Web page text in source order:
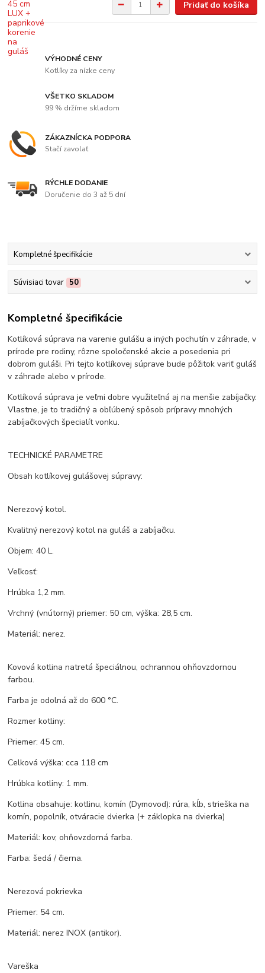
Pridať do košíka
VÝHODNÉ CENY
Kotlíky za nízke ceny
VŠETKO SKLADOM
99 % držíme skladom
ZÁKAZNÍCKA PODPORA
Stačí zavolať
RÝCHLE DODANIE
Doručenie do 3 až 5 dní
Kompletné špecifikácie
Súvisiaci tovar 50
Kompletné špecifikácie
Kotlíková súprava na varenie gulášu a iných pochutín v záhrade, v
prírode pre rodiny, rôzne spoločenské akcie a posedenia pri
dobrom guláši. Pri tejto kotlíkovej súprave bude pôžitok variť guláš
v záhrade alebo v prírode.
Kotlíková súprava je veľmi dobre využiteľná aj na menšie zabíjačky.
Vlastne, je to tradičný a obľúbený spôsob prípravy mnohých
zabíjačkových špecialít vonku.
TECHNICKÉ PARAMETRE
Obsah kotlíkovej gulášovej súpravy:
Nerezový kotol.
Kvalitný nerezový kotol na guláš a zabíjačku.
Objem: 40 L.
Veľkosť:
Hrúbka 1,2 mm.
Vrchný (vnútorný) priemer: 50 cm, výška: 28,5 cm.
Materiál: nerez.
Kovová kotlina natretá špeciálnou, ochrannou ohňovzdornou
farbou.
Farba je odolná až do 600 °C.
Rozmer kotliny:
Priemer: 45 cm.
Celková výška: cca 118 cm
Hrúbka kotliny: 1 mm.
Kotlina obsahuje: kotlinu, komín (Dymovod): rúra, kĺb, strieška na
komín, popolník, otváracie dvierka (+ záklopka na dvierka)
Materiál: kov, ohňovzdorná farba.
Farba: šedá / čierna.
Nerezová pokrievka
Priemer: 54 cm.
Materiál: nerez INOX (antikor).
Vareška